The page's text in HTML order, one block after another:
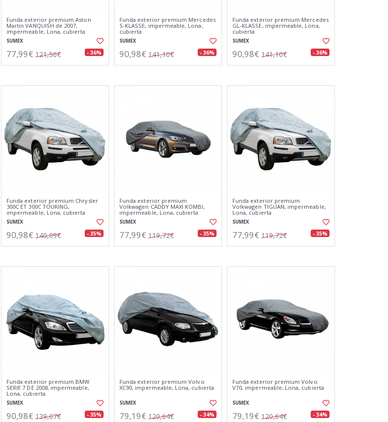
Funda exterior premium Aston
Martin VANQUISH de 2007,
impermeable, Lona, cubierta
SUMEX
77,99€ 121,56€ - 36%
Funda exterior premium Mercedes
S-KLASSE, impermeable, Lona,
cubierta
SUMEX
90,98€ 141,10€ - 36%
Funda exterior premium Mercedes
GL-KLASSE, impermeable, Lona,
cubierta
SUMEX
90,98€ 141,10€ - 36%
Funda exterior premium Chrysler
300C ET 300C TOURING,
impermeable, Lona, cubierta
SUMEX
90,98€ 140,09€ - 35%
Funda exterior premium
Volkwagen CADDY MAXI KOMBI,
impermeable, Lona, cubierta
SUMEX
77,99€ 119,72€ - 35%
Funda exterior premium
Volkwagen TIGUAN, impermeable,
Lona, cubierta
SUMEX
77,99€ 119,72€ - 35%
Funda exterior premium BMW
SERIE 7 DE 2008, impermeable,
Lona, cubierta
SUMEX
90,98€ 139,07€ - 35%
Funda exterior premium Volvo
XC90, impermeable, Lona, cubierta
SUMEX
79,19€ 120,64€ - 34%
Funda exterior premium Volvo
V70, impermeable, Lona, cubierta
SUMEX
79,19€ 120,64€ - 34%